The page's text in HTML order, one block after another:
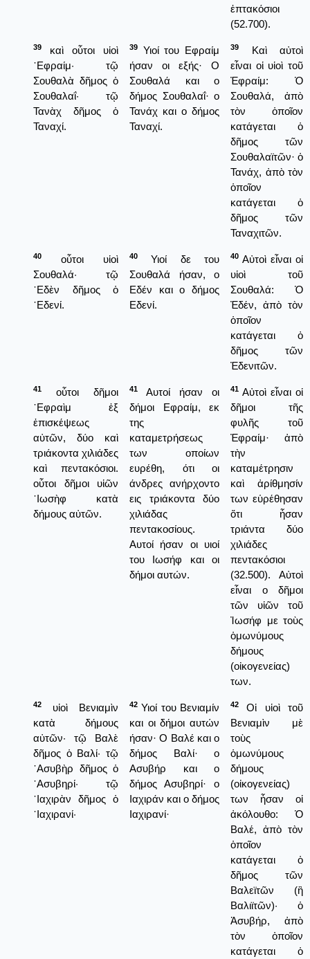
ἑπτακόσιοι
(52.700).
39
καὶ οὗτοι υἱοὶ
᾿Εφραίμ· τῷ
Σουθαλὰ δῆμος ὁ
Σουθαλαΐ· τῷ
Τανὰχ δῆμος ὁ
Ταναχί.
39
Υιοί του Εφραίμ
ήσαν οι εξής· Ο
Σουθαλά και ο
δήμος Σουθαλαΐ· ο
Τανάχ και ο δήμος
Ταναχί.
39
Καὶ αὐτοὶ
εἶναι οἱ υἱοὶ τοῦ
Ἐφραίμ: Ὁ
Σουθαλά, ἀπὸ
τὸν ὁποῖον
κατάγεται ὁ
δῆμος τῶν
Σουθαλαϊτῶν· ὁ
Τανάχ, ἀπὸ τὸν
ὁποῖον
κατάγεται ὁ
δῆμος τῶν
Ταναχιτῶν.
40
οὗτοι υἱοὶ
Σουθαλά· τῷ
᾿Εδὲν δῆμος ὁ
᾿Εδενί.
40
Υιοί δε του
Σουθαλά ήσαν, ο
Εδέν και ο δήμος
Εδενί.
40 Αὐτοὶ εἶναι οἱ
υἱοὶ τοῦ
Σουθαλά: Ὁ
Ἐδέν, ἀπὸ τὸν
ὁποῖον
κατάγεται ὀ
δῆμος τῶν
Ἐδενιτῶν.
41
οὗτοι δῆμοι
᾿Εφραὶμ ἐξ
ἐπισκέψεως
αὐτῶν, δύο καὶ
τριάκοντα χιλιάδες
καὶ πεντακόσιοι.
οὗτοι δῆμοι υἱῶν
᾿Ιωσὴφ κατὰ
δήμους αὐτῶν.
41
Αυτοί ήσαν οι
δήμοι Εφραίμ, εκ
της
καταμετρήσεως
των οποίων
ευρέθη, ότι οι
άνδρες ανήρχοντο
εις τριάκοντα δύο
χιλιάδας
πεντακοσίους.
Αυτοί ήσαν οι υιοί
του Ιωσήφ και οι
δήμοι αυτών.
41 Αὐτοὶ εἶναι οἱ
δῆμοι τῆς
φυλῆς τοῦ
Ἐφραίμ· ἀπὸ
τὴν
καταμέτρησιν
καὶ ἀρίθμησίν
των εὑρέθησαν
ὅτι ἦσαν
τριάντα δύο
χιλιάδες
πεντακόσιοι
(32.500). Αὐτοὶ
εἶναι ο δῆμοι
τῶν υἱῶν τοῦ
Ἰωσήφ με τοὺς
ὁμωνύμους
δήμους
(οἰκογενείας)
των.
42
υἱοὶ Βενιαμὶν
κατὰ δήμους
αὐτῶν· τῷ Βαλὲ
δῆμος ὁ Βαλί· τῷ
᾿Ασυβὴρ δῆμος ὁ
᾿Ασυβηρί· τῷ
᾿Ιαχιρὰν δῆμος ὁ
᾿Ιαχιρανί·
42 Υιοί του Βενιαμίν
και οι δήμοι αυτών
ήσαν· Ο Βαλέ και ο
δήμος Βαλί· ο
Ασυβήρ και ο
δήμος Ασυβηρί· ο
Ιαχιράν και ο δήμος
Ιαχιρανί·
42
Οἱ υἱοὶ τοῦ
Βενιαμὶν μὲ
τοὺς
ὁμωνύμους
δήμους
(οἰκογενείας)
των ἦσαν οἱ
ἀκόλουθο: Ὁ
Βαλέ, ἀπὸ τὸν
ὁποῖον
κατάγεται ὁ
δῆμος τῶν
Βαλεϊτῶν (ἢ
Βαλιϊτῶν)· ὁ
Ἀσυβήρ, ἀπὸ
τὸν ὁποῖον
κατάγεται ὁ